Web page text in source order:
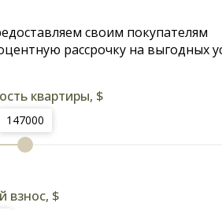
своим покупателям
рассрочку на выгодных
квартиры, $
147000
взнос, $